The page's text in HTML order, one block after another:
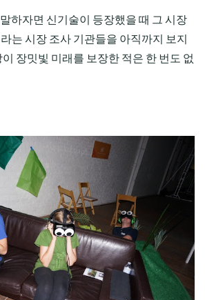
하자면 신기술이 등장했을 때 그 시장
는 시장 조사 기관들을 아직까지 보지
장밋빛 미래를 보장한 적은 한 번도 없